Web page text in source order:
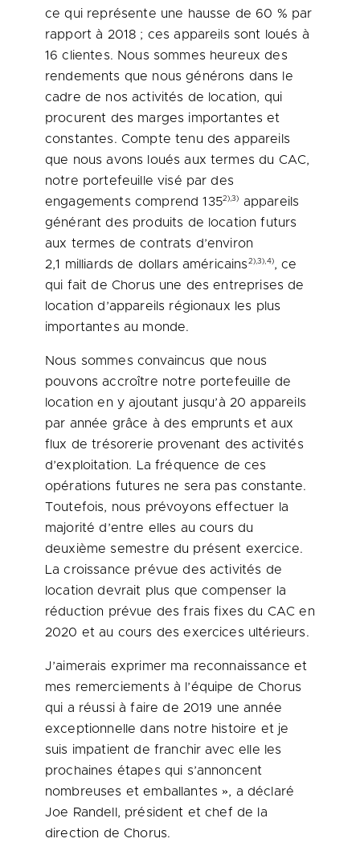
ce qui représente une hausse de 60 % par
rapport à 2018 ; ces appareils sont loués à
16 clientes. Nous sommes heureux des
rendements que nous générons dans le
cadre de nos activités de location, qui
procurent des marges importantes et
constantes. Compte tenu des appareils
que nous avons loués aux termes du CAC,
notre portefeuille visé par des
engagements comprend 1352),3) appareils
générant des produits de location futurs
aux termes de contrats d’environ
2,1 milliards de dollars américains 2),3),4), ce
qui fait de Chorus une des entreprises de
location d’appareils régionaux les plus
importantes au monde.
Nous sommes convaincus que nous
pouvons accroître notre portefeuille de
location en y ajoutant jusqu’à 20 appareils
par année grâce à des emprunts et aux
flux de trésorerie provenant des activités
d’exploitation. La fréquence de ces
opérations futures ne sera pas constante.
Toutefois, nous prévoyons effectuer la
majorité d’entre elles au cours du
deuxième semestre du présent exercice.
La croissance prévue des activités de
location devrait plus que compenser la
réduction prévue des frais fixes du CAC en
2020 et au cours des exercices ultérieurs.
J’aimerais exprimer ma reconnaissance et
mes remerciements à l’équipe de Chorus
qui a réussi à faire de 2019 une année
exceptionnelle dans notre histoire et je
suis impatient de franchir avec elle les
prochaines étapes qui s’annoncent
nombreuses et emballantes », a déclaré
Joe Randell, président et chef de la
direction de Chorus.